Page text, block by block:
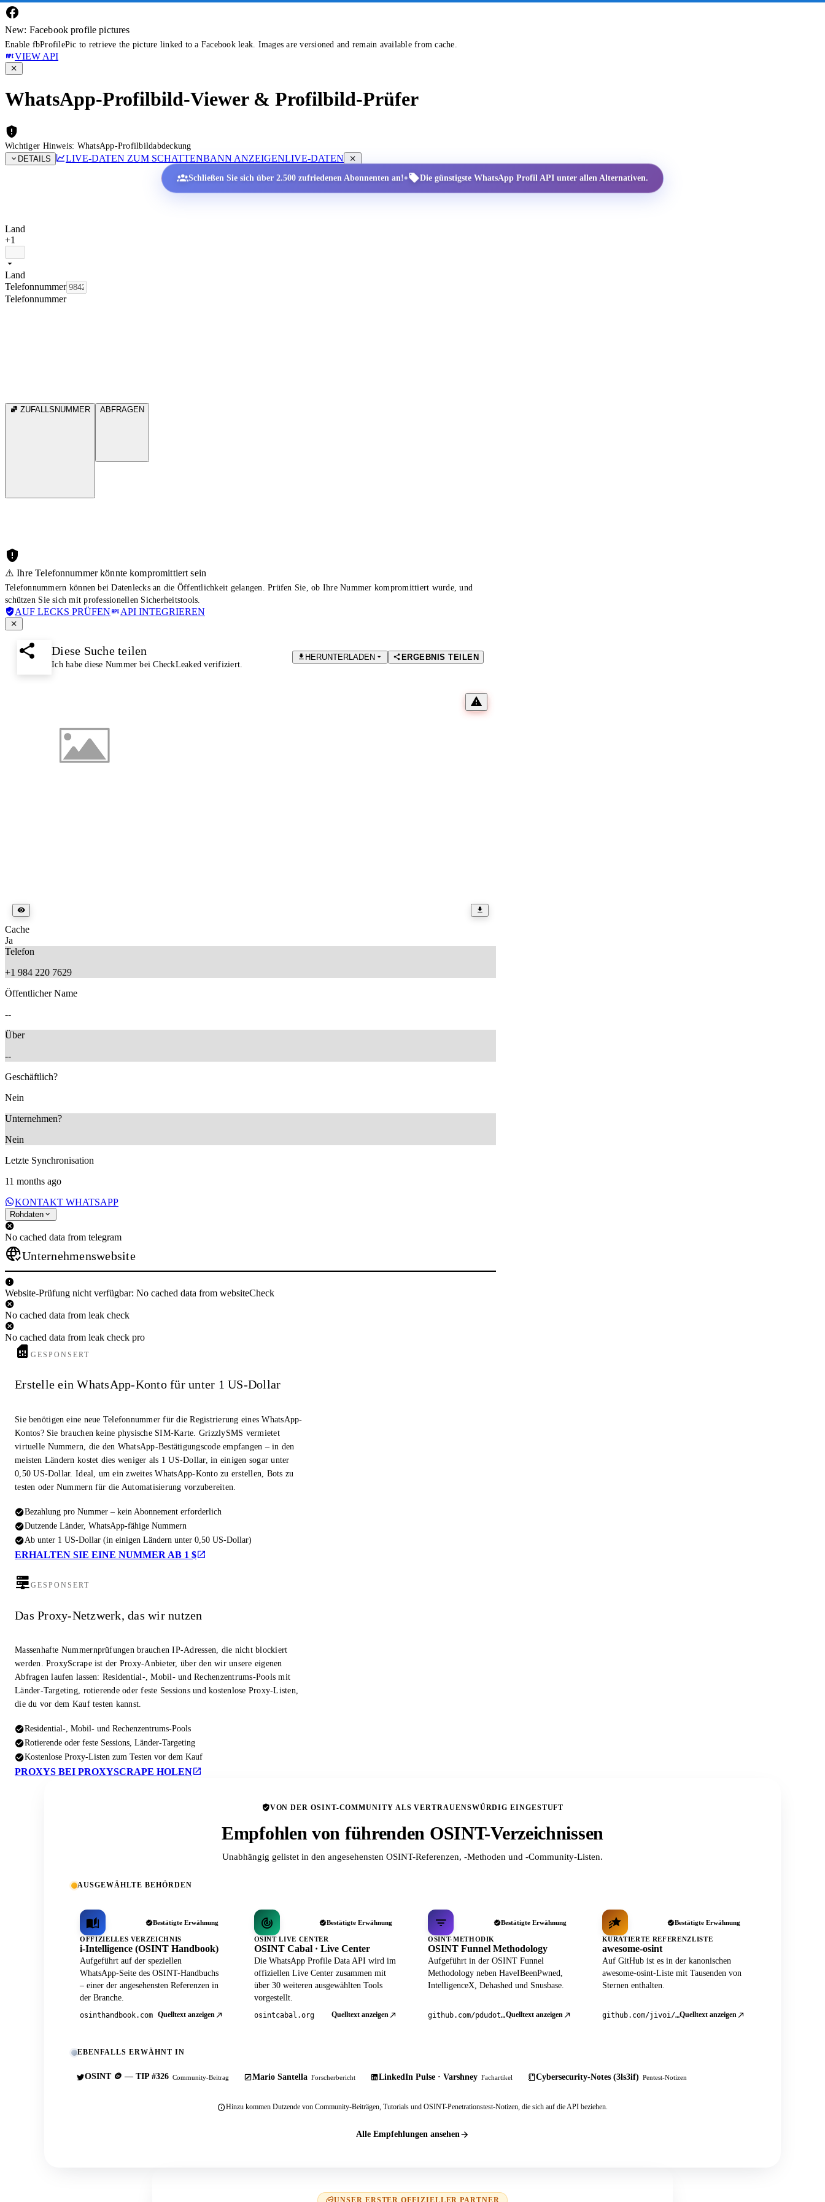
New: Facebook profile pictures
Enable fbProfilePic to retrieve the picture linked to a Facebook leak. Images are versioned and remain available from cache.
VIEW API
WhatsApp-Profilbild-Viewer & Profilbild-Prüfer
Wichtiger Hinweis: WhatsApp-Profilbildabdeckung
DETAILS
LIVE-DATEN ZUM SCHATTENBANN ANZEIGENLIVE-DATEN
Schließen Sie sich über 2.500 zufriedenen Abonnenten an!• Die günstigste WhatsApp Profil API unter allen Alternativen.
Land
+1
Land
Telefonnummer
Telefonnummer
ZUFALLSNUMMER ABFRAGEN
⚠️ Ihre Telefonnummer könnte kompromittiert sein
Telefonnummern können bei Datenlecks an die Öffentlichkeit gelangen. Prüfen Sie, ob Ihre Nummer kompromittiert wurde, und
schützen Sie sich mit professionellen Sicherheitstools.
AUF LECKS PRÜFEN API INTEGRIEREN
Diese Suche teilen
Ich habe diese Nummer bei CheckLeaked verifiziert.
HERUNTERLADEN ERGEBNIS TEILEN
Cache
Ja
Telefon
+1 984 220 7629
Öffentlicher Name
--
Über
--
Geschäftlich?
Nein
Unternehmen?
Nein
Letzte Synchronisation
11 months ago
KONTAKT WHATSAPP
Rohdaten
No cached data from telegram
Unternehmenswebsite
Website-Prüfung nicht verfügbar: No cached data from websiteCheck
No cached data from leak check
No cached data from leak check pro
GESPONSERT
Erstelle ein WhatsApp-Konto für unter 1 US-Dollar
Sie benötigen eine neue Telefonnummer für die Registrierung eines WhatsApp-
Kontos? Sie brauchen keine physische SIM-Karte. GrizzlySMS vermietet
virtuelle Nummern, die den WhatsApp-Bestätigungscode empfangen – in den
meisten Ländern kostet dies weniger als 1 US-Dollar, in einigen sogar unter
0,50 US-Dollar. Ideal, um ein zweites WhatsApp-Konto zu erstellen, Bots zu
testen oder Nummern für die Automatisierung vorzubereiten.
Bezahlung pro Nummer – kein Abonnement erforderlich
Dutzende Länder, WhatsApp-fähige Nummern
Ab unter 1 US-Dollar (in einigen Ländern unter 0,50 US-Dollar)
ERHALTEN SIE EINE NUMMER AB 1 $
GESPONSERT
Das Proxy-Netzwerk, das wir nutzen
Massenhafte Nummernprüfungen brauchen IP-Adressen, die nicht blockiert
werden. ProxyScrape ist der Proxy-Anbieter, über den wir unsere eigenen
Abfragen laufen lassen: Residential-, Mobil- und Rechenzentrums-Pools mit
Länder-Targeting, rotierende oder feste Sessions und kostenlose Proxy-Listen,
die du vor dem Kauf testen kannst.
Residential-, Mobil- und Rechenzentrums-Pools
Rotierende oder feste Sessions, Länder-Targeting
Kostenlose Proxy-Listen zum Testen vor dem Kauf
PROXYS BEI PROXYSCRAPE HOLEN
VON DER OSINT-COMMUNITY ALS VERTRAUENSWÜRDIG EINGESTUFT
Empfohlen von führenden OSINT-Verzeichnissen
Unabhängig gelistet in den angesehensten OSINT-Referenzen, -Methoden und -Community-Listen.
AUSGEWÄHLTE BEHÖRDEN
Bestätigte Erwähnung
OFFIZIELLES VERZEICHNIS
i-Intelligence (OSINT Handbook)
Aufgeführt auf der speziellen
WhatsApp-Seite des OSINT-Handbuchs
– einer der angesehensten Referenzen in
der Branche.
osinthandbook.com Quelltext anzeigen
Bestätigte Erwähnung
OSINT LIVE CENTER
OSINT Cabal · Live Center
Die WhatsApp Profile Data API wird im
offiziellen Live Center zusammen mit
über 30 weiteren ausgewählten Tools
vorgestellt.
osintcabal.org Quelltext anzeigen
Bestätigte Erwähnung
OSINT-METHODIK
OSINT Funnel Methodology
Aufgeführt in der OSINT Funnel
Methodology neben HaveIBeenPwned,
IntelligenceX, Dehashed und Snusbase.
github.com/pdudotdev/ofmQuelltext anzeigen
Bestätigte Erwähnung
KURATIERTE REFERENZLISTE
awesome-osint
Auf GitHub ist es in der kanonischen
awesome-osint-Liste mit Tausenden von
Sternen enthalten.
github.com/jivoi/awesome-osintQuelltext anzeigen
EBENFALLS ERWÄHNT IN
OSINT 🪙 — TIP #326 Community-Beitrag Mario Santella Forscherbericht LinkedIn Pulse · Varshney Fachartikel Cybersecurity-Notes (3ls3if) Pentest-Notizen
Hinzu kommen Dutzende von Community-Beiträgen, Tutorials und OSINT-Penetrationstest-Notizen, die sich auf die API beziehen.
Alle Empfehlungen ansehen
UNSER ERSTER OFFIZIELLER PARTNER